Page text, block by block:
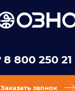
8 800 250 21
Заказать звонок